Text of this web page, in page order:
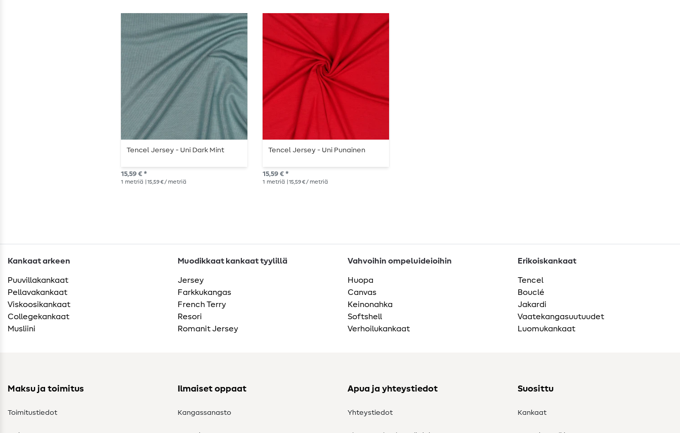
Tencel Jersey - Uni Dark Mint
15,59 € *
1 metriä | 15,59 € / metriä
Tencel Jersey - Uni Punainen
15,59 € *
1 metriä | 15,59 € / metriä
Kankaat arkeen
Puuvillakankaat
Pellavakankaat
Viskoosikankaat
Collegekankaat
Musliini
Muodikkaat kankaat tyylillä
Jersey
Farkkukangas
French Terry
Resori
Romanit Jersey
Vahvoihin ompeluideioihin
Huopa
Canvas
Keinonahka
Softshell
Verhoilukankaat
Erikoiskankaat
Tencel
Bouclé
Jakardi
Vaatekangasuutuudet
Luomukankaat
Maksu ja toimitus
Toimitustiedot
Ilmaiset oppaat
Kangassanasto
Apua ja yhteystiedot
Yhteystiedot
Suosittu
Kankaat